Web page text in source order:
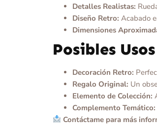
Detalles Realistas:
Diseño Retro: Acabado
Dimensiones
Posibles
Decoración Retro:
Regalo Original: Un
Elemento de Colección:
Complemento Temático:
Contáctame para más